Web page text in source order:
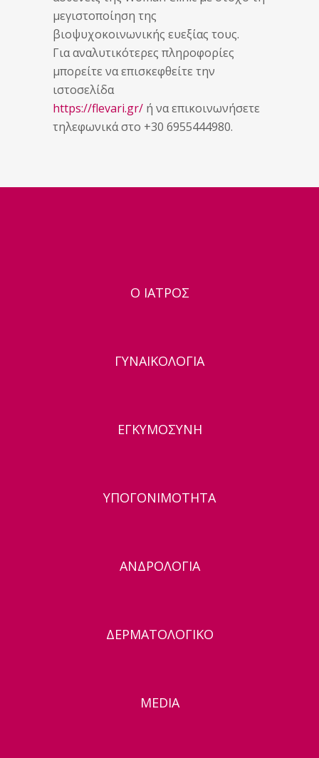
μεγιστοποίηση της
βιοψυχοκοινωνικής ευεξίας τους.
Για αναλυτικότερες πληροφορίες
μπορείτε να επισκεφθείτε την
ιστοσελίδα
https://flevari.gr/ ή να επικοινωνήσετε
τηλεφωνικά στο +30 6955444980.
Ο ΙΑΤΡΟΣ
ΓΥΝΑΙΚΟΛΟΓΙΑ
ΕΓΚΥΜΟΣΥΝΗ
ΥΠΟΓΟΝΙΜΟΤΗΤΑ
ΑΝΔΡΟΛΟΓΙΑ
ΔΕΡΜΑΤΟΛΟΓΙΚΟ
MEDIA